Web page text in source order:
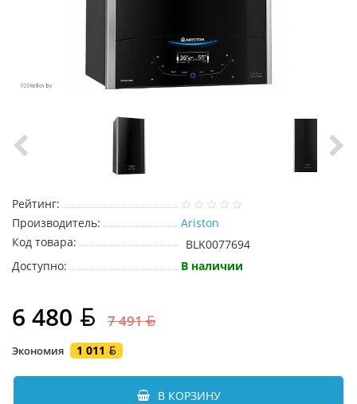
Рейтинг:
Производитель:
Ariston
Код товара:
BLK0077694
Доступно:
В наличии
6 480 7 491
Экономия 1 011
В КОРЗИНУ